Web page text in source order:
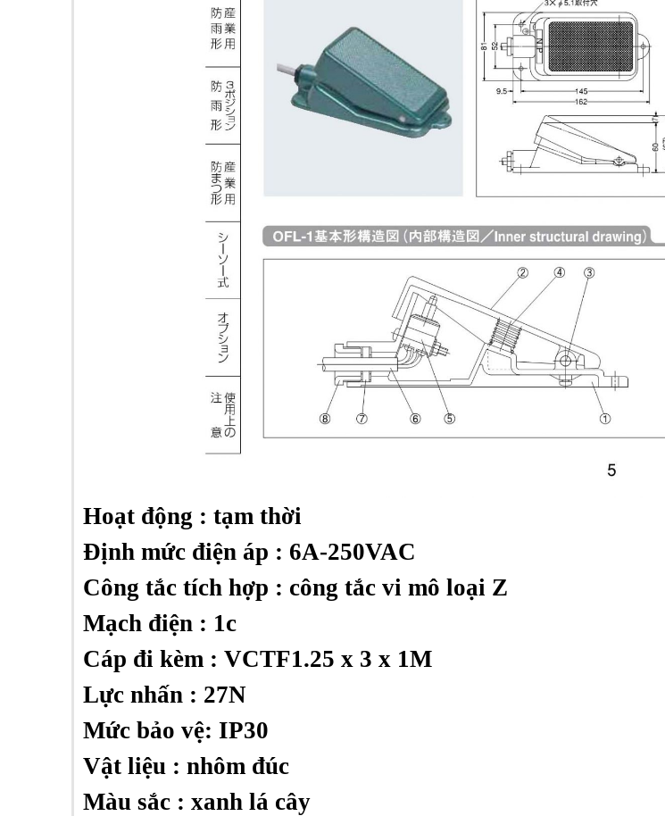
Hoạt động : tạm thời
Định mức điện áp : 6A-250VAC
Công tắc tích hợp : công tắc vi mô loại Z
Mạch điện : 1c
Cáp đi kèm : VCTF1.25 x 3 x 1M
Lực nhấn : 27N
Mức bảo vệ: IP30
Vật liệu : nhôm đúc
Màu sắc : xanh lá cây